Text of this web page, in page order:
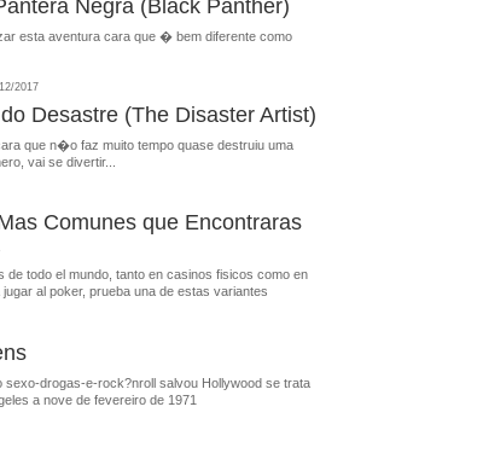
Negra (Black Panther)
esta aventura cara que � bem diferente como
2017
Desastre (The Disaster Artist)
que n�o faz muito tempo quase destruiu uma
vai se divertir...
Comunes que Encontraras
de todo el mundo, tanto en casinos fisicos como en
al poker, prueba una de estas variantes
sexo-drogas-e-rock?nroll salvou Hollywood se trata
a nove de fevereiro de 1971